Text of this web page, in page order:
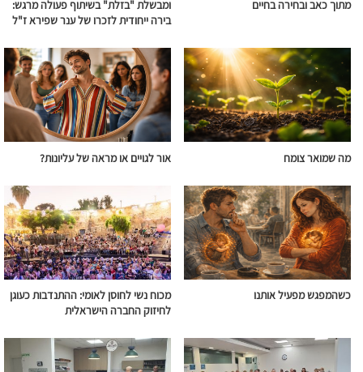
מתוך כאב ובחירה בחיים
ומבשלת "בזלת" בשיתוף פעולה מרגש:
בירה ייחודית לזכרו של ענר שפירא ז"ל
מה שמואר צומח אור לגויים או מראה של עליונות?
כשהמפגש מפעיל אותנו
מכוח נשי לחוסן לאומי: ההתנדבות כעוגן
לחיזוק החברה הישראלית